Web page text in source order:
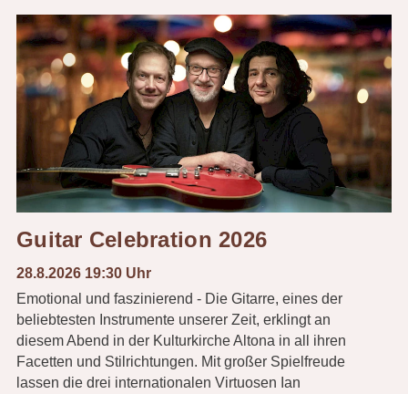
Guitar Celebration 2026
28.8.2026 19:30 Uhr
Emotional und faszinierend - Die Gitarre, eines der
beliebtesten Instrumente unserer Zeit, erklingt an
diesem Abend in der Kulturkirche Altona in all ihren
Facetten und Stilrichtungen. Mit großer Spielfreude
lassen die drei internationalen Virtuosen Ian